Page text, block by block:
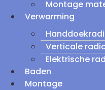
Montage
Verwarming
Verticale
Elektrische
Baden
Montage